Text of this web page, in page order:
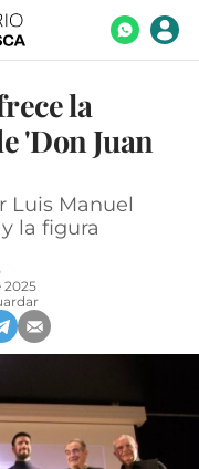
la
'Don Juan
Luis Manuel
la figura
2025